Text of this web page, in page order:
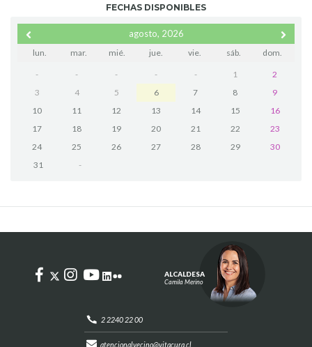
FECHAS DISPONIBLES
agosto, 2026
lun. mar. mié. jue. vie. sáb. dom.
- - - - - 1
2
3
4 5 6 7 8
9
10
11 12 13 14 15
16
17
18 19 20 21 22
23
24
25 26 27 28 29
30
31
-
2 2240 22 00
atencionalvecino@vitacura.cl
ALCALDESA
Camila Merino